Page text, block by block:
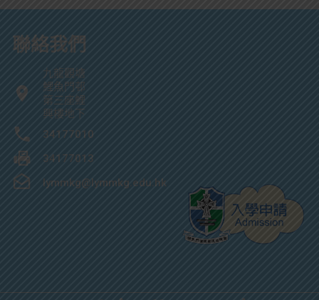
聯絡我們
九龍觀塘
鯉魚門邨
第三座鯉
興樓地下
34177010
34177013
lymmkg@lymmkg.edu.hk